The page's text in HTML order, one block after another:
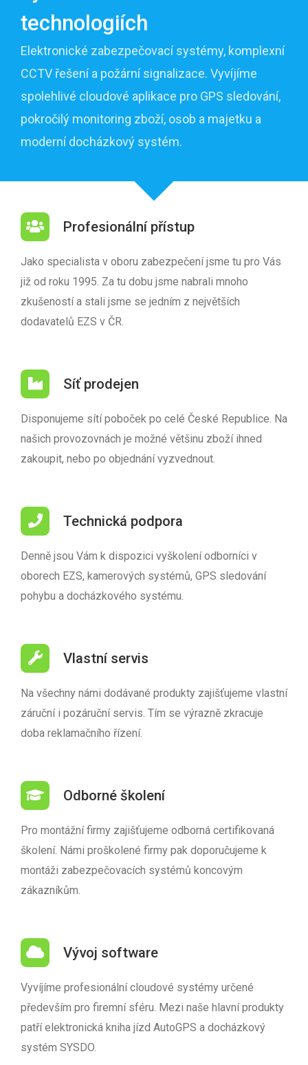
technologiích
Elektronické zabezpečovací systémy, komplexní
CCTV řešení a požární signalizace. Vyvíjíme
spolehlivé cloudové aplikace pro GPS sledování,
pokročilý monitoring zboží, osob a majetku a
moderní docházkový systém.
Profesionální přístup
Jako specialista v oboru zabezpečení jsme tu pro Vás
již od roku 1995. Za tu dobu jsme nabrali mnoho
zkušeností a stali jsme se jedním z největších
dodavatelů EZS v ČR.
Síť prodejen
Disponujeme sítí poboček po celé České Republice. Na
našich provozovnách je možné většinu zboží ihned
zakoupit, nebo po objednání vyzvednout.
Technická podpora
Denně jsou Vám k dispozici vyškolení odborníci v
oborech EZS, kamerových systémů, GPS sledování
pohybu a docházkového systému.
Vlastní servis
Na všechny námi dodávané produkty zajišťujeme vlastní
záruční i pozáruční servis. Tím se výrazně zkracuje
doba reklamačního řízení.
Odborné školení
Pro montážní firmy zajišťujeme odborná certifikovaná
školení. Námi proškolené firmy pak doporučujeme k
montáži zabezpečovacích systémů koncovým
zákazníkům.
Vývoj software
Vyvíjíme profesionální cloudové systémy určené
především pro firemní sféru. Mezi naše hlavní produkty
patří elektronická kniha jízd AutoGPS a docházkový
systém SYSDO.